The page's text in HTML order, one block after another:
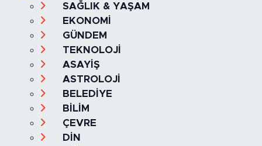
SAĞLIK & YAŞAM
EKONOMİ
GÜNDEM
TEKNOLOJİ
ASAYİŞ
ASTROLOJİ
BELEDİYE
BİLİM
ÇEVRE
DİN